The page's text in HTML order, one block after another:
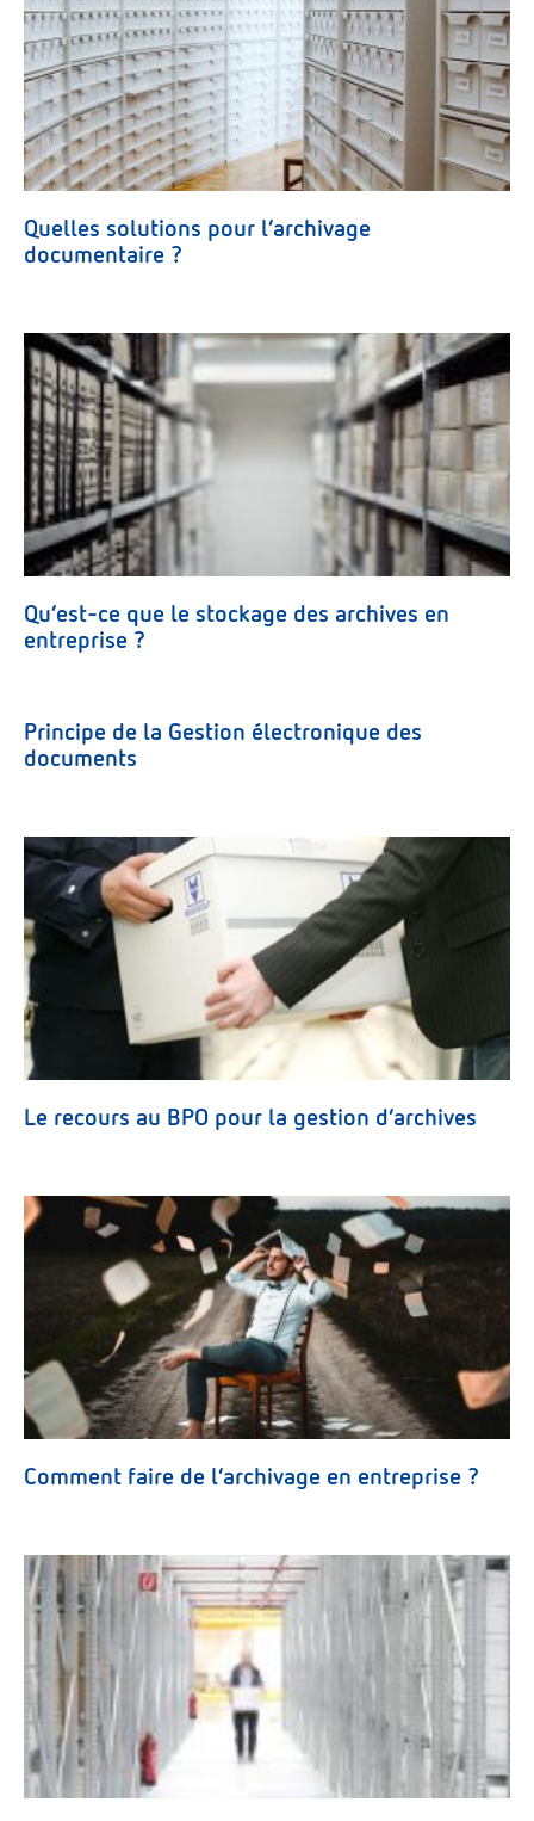
Quelles solutions pour l’archivage
documentaire ?
Qu’est-ce que le stockage des archives en
entreprise ?
Principe de la Gestion électronique des
documents
Le recours au BPO pour la gestion d’archives
Comment faire de l’archivage en entreprise ?